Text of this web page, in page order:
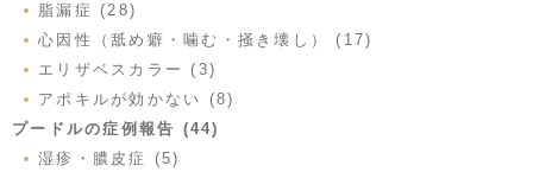
脂漏症 (28)
心因性（舐め癖・噛む・掻き壊し） (17)
エリザベスカラー (3)
アポキルが効かない (8)
プードルの症例報告 (44)
湿疹・膿皮症 (5)